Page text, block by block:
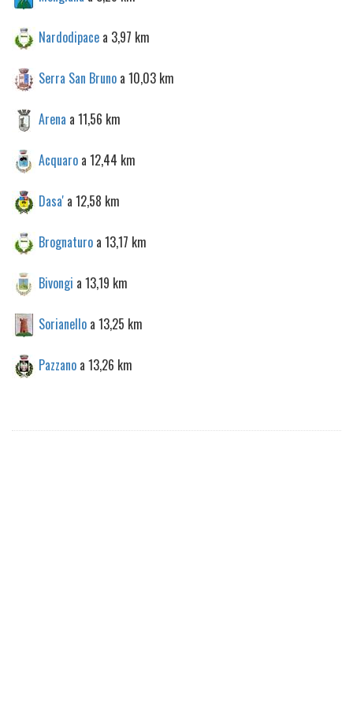
Nardodipace a 3,97 km
Serra San Bruno a 10,03 km
Arena a 11,56 km
Acquaro a 12,44 km
Dasa' a 12,58 km
Brognaturo a 13,17 km
Bivongi a 13,19 km
Sorianello a 13,25 km
Pazzano a 13,26 km